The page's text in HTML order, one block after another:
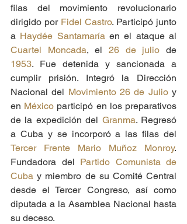
filas del movimiento revolucionario
dirigido por Fidel Castro. Participó junto
a Haydée Santamaría
Cuartel Moncada, el 26 de julio
1953. Fue detenida y sancionada a
cumplir prisión. Integró la Dirección
Nacional del Movimiento 26 de Julio y
en México participó en los preparativos
de la expedición del Granma. Regresó
Tercer Frente Mario Muñoz Monroy.
Fundadora del Partido Comunista de
Cuba y miembro de su Comité Central
desde el Tercer Congreso, así como
diputada a la Asamblea Nacional hasta
su deceso.